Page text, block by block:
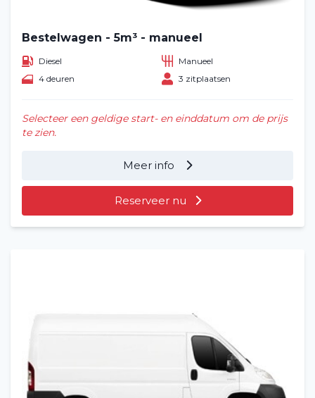
Bestelwagen - 5m³ - manueel
Diesel
Manueel
4 deuren
3 zitplaatsen
Selecteer een geldige start- en einddatum om de prijs
te zien.
Meer info
Reserveer nu